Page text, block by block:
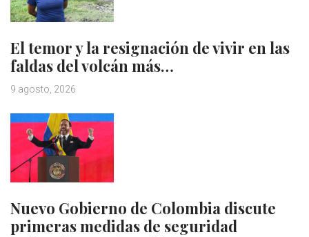
El temor y la resignación de vivir en las
faldas del volcán más…
9 agosto, 2026
Nuevo Gobierno de Colombia discute
primeras medidas de seguridad